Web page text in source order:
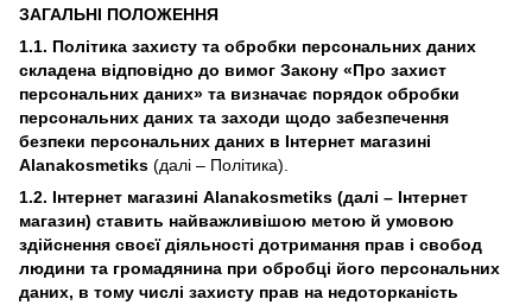
ЗАГАЛЬНІ ПОЛОЖЕННЯ
1.1. Політика захисту та обробки персональних даних
складена відповідно до вимог Закону «Про захист
персональних даних» та визначає порядок обробки
персональних даних та заходи щодо забезпечення
безпеки персональних даних в Інтернет магазині
Alanakosmetiks (далі – Політика).
1.2. Інтернет магазині Alanakosmetiks (далі – Інтернет
магазин) ставить найважливішою метою й умовою
здійснення своєї діяльності дотримання прав і свобод
людини та громадянина при обробці його персональних
даних, в тому числі захисту прав на недоторканість